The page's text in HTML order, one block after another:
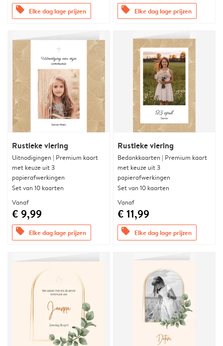
offers Elke dag lage prijzen offers Elke dag lage prijzen
Rustieke viering
Uitnodigingen | Premium kaart
met keuze uit 3
papierafwerkingen
Set van 10 kaarten
Vanaf
€ 9,99
offers Elke dag lage prijzen
Rustieke viering
Bedankkaarten | Premium kaart
met keuze uit 3
papierafwerkingen
Set van 10 kaarten
Vanaf
€ 11,99
offers Elke dag lage prijzen